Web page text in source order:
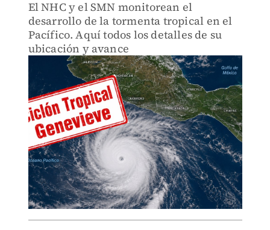
El NHC y el SMN monitorean el
desarrollo de la tormenta tropical en el
Pacífico. Aquí todos los detalles de su
ubicación y avance